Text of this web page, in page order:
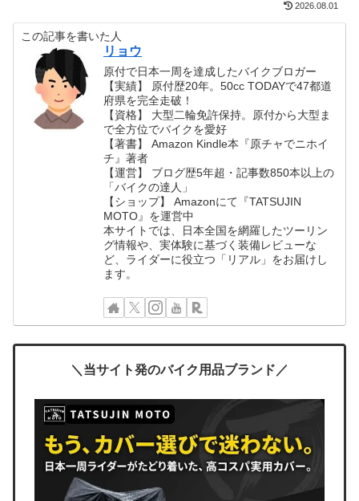
2026.08.01
この記事を書いた人
リョウ
原付で日本一周を達成したバイクブロガー
【実績】 原付歴20年。50cc TODAYで47都道
府県を完全走破！
【資格】 大型二輪免許保持。原付から大型ま
で全方位でバイクを愛好
【著書】 Amazon Kindle本『原チャでニホイ
チ』著者
【運営】 ブログ歴5年超・記事数850本以上の
「バイクの達人」
【ショップ】 Amazonにて『TATSUJIN
MOTO』を運営中
本サイトでは、日本全国を網羅したツーリン
グ情報や、実体験に基づく装備レビューな
ど、ライダーに役立つ「リアル」をお届けし
ます。
＼当サイト発のバイク用品ブランド／